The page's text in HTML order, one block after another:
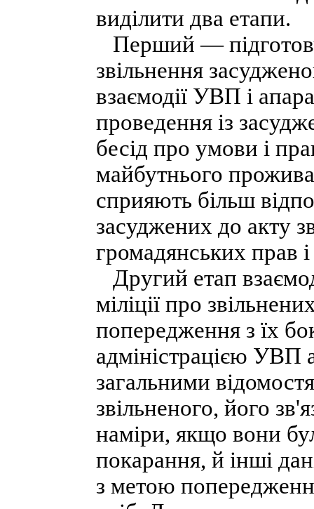
виділити два етапи.
Перший —
звільнення
взаємодії УВП і
проведення із
бесід про умови і
майбутнього
сприяють більш
засуджених до акту
громадянських прав і
Другий етап
міліції про
попередження з їх
адміністрацією УВП
загальними
звільненого, його
наміри, якщо вони
покарання, й інші
з метою